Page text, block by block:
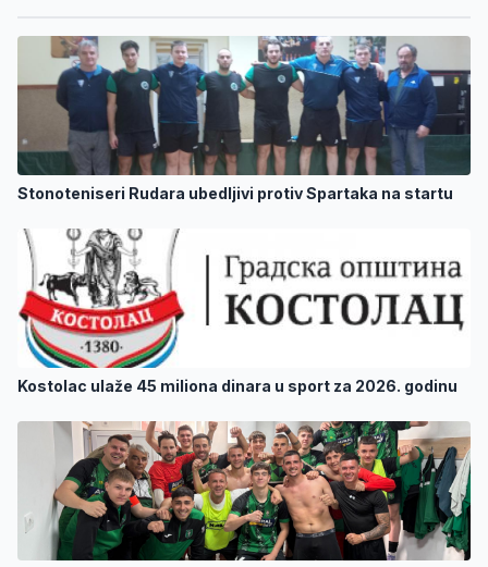
Stonoteniseri Rudara ubedljivi protiv Spartaka na startu
Kostolac ulaže 45 miliona dinara u sport za 2026. godinu